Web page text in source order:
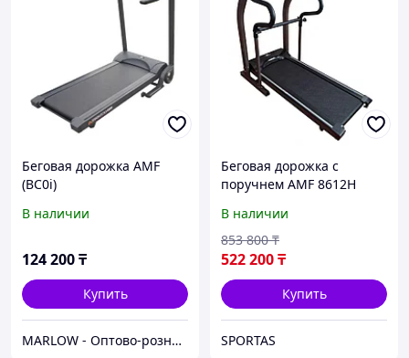
Беговая дорожка AMF
(BC0i)
В наличии
124 200₸
Купить
MARLOW - Оптово-розничный склад.
Беговая дорожка с
поручнем AMF 8612H
В наличии
522 200₸
853 800 ₸
Купить
SPORTAS